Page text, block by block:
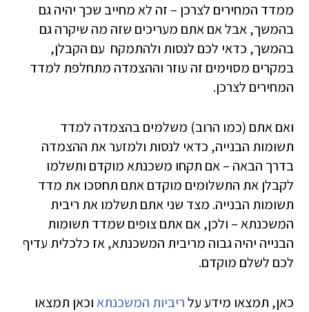
ממדד המחירים לצרכן – זה לא מחייב שכך יהיה גם
בהמשך, אבל אם אתם מעריכים שזה מה שיקרה גם
בהמשך, כדאי לכם לנסות ולהתמקח עם הקבלן,
במקרים מסוימים זה עוזר וההצמדה מתחלפת למדד
המחירים לצרכן.
ואם אתם (כמו הרוב) משלמים בהצמדה למדד
תשומות הבנייה, כדאי לנסות ולמזער את ההצמדה
בדרך הבאה – אם תקחו משכנתא מוקדם ותשלמו
לקבלן את התשלומים מוקדם אתם תחסכו את מדד
תשומות הבנייה. מצד שני אתם תשלמו את ריבית
המשכנתא – ולכן, אם אתם צופים שמדד תשומות
הבנייה יהיה גבוה מריבית המשכנתא, אז כלכלית עדיף
לכם לשלם מוקדם.
כאן, תמצאו מידע עלריביות המשכנתאוכאן תמצאו